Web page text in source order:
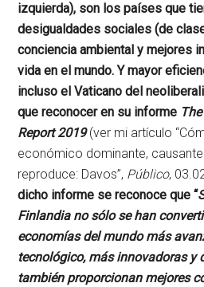
izquierda), son los países que
desigualdades sociales (de
conciencia ambiental y mejores
vida en el mundo. Y mayor
incluso el Vaticano del
que reconocer en su informe
Report 2019(ver mi artículo
económico dominante,
reproduce: Davos”, Público,
dicho informe se reconoce que “
Finlandia no sólo se han
economías del mundo más
tecnológico, más innovadoras y
también proporcionan mejores